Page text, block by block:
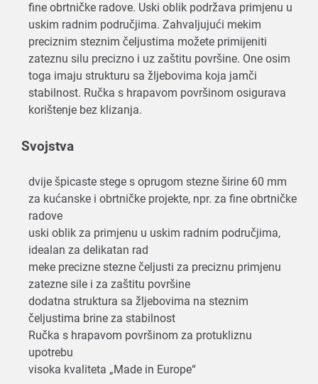
fine obrtničke radove. Uski oblik podržava primjenu u
uskim radnim područjima. Zahvaljujući mekim
preciznim steznim čeljustima možete primijeniti
zateznu silu precizno i uz zaštitu površine. One osim
toga imaju strukturu sa žljebovima koja jamči
stabilnost. Ručka s hrapavom površinom osigurava
korištenje bez klizanja.
Svojstva
dvije špicaste stege s oprugom stezne širine 60 mm
za kućanske i obrtničke projekte, npr. za fine obrtničke
radove
uski oblik za primjenu u uskim radnim područjima,
idealan za delikatan rad
meke precizne stezne čeljusti za preciznu primjenu
zatezne sile i za zaštitu površine
dodatna struktura sa žljebovima na steznim
čeljustima brine za stabilnost
Ručka s hrapavom površinom za protukliznu
upotrebu
visoka kvaliteta „Made in Europe“